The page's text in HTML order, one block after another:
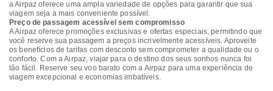
a Airpaz oferece uma ampla variedade de opções para garantir que sua
viagem seja a mais conveniente possível.
Preço de passagem acessível sem compromisso
A Airpaz oferece promoções exclusivas e ofertas especiais, permitindo que
você reserve sua passagem a preços incrivelmente acessíveis. Aproveite
os benefícios de tarifas com desconto sem comprometer a qualidade ou o
conforto. Com a Airpaz, viajar para o destino dos seus sonhos nunca foi
tão fácil. Reserve seu voo barato com a Airpaz para uma experiência de
viagem excepcional e economias imbatíveis.